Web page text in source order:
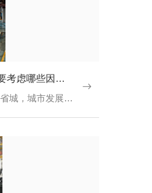
在选购西安洗地机时需要考虑哪些因素？
西安作为我国环境美丽的省城，城市发展迅速，在发展的同时清洁也非常重要，那么一些超市、工厂、医院等地方选…